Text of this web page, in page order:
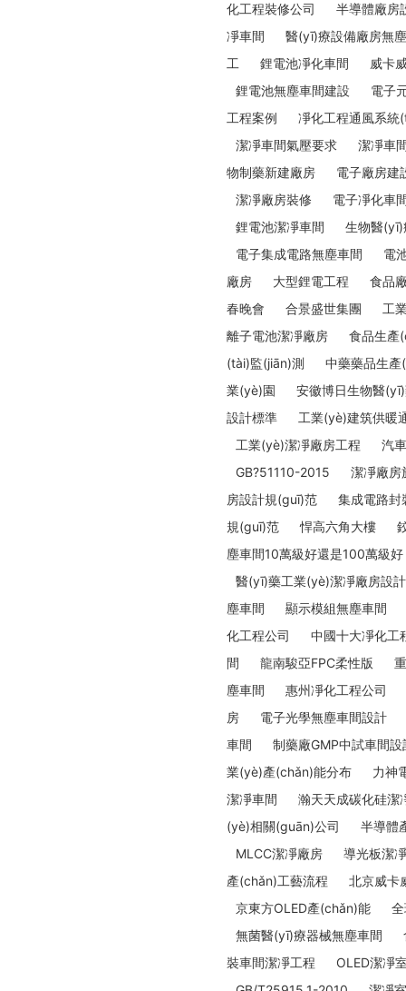
化工程裝修公司
半導體廠房
凈車間
醫(yī)療設備廠房無
工
鋰電池凈化車間
威卡
鋰電池無塵車間建設
電子
工程案例
凈化工程通風系統
潔凈車間氣壓要求
潔凈車
物制藥新建廠房
電子廠房建
潔凈廠房裝修
電子凈化車
鋰電池潔凈車間
生物醫(yī)
電子集成電路無塵車間
電
廠房
大型鋰電工程
食品
春晚會
合景盛世集團
工
離子電池潔凈廠房
食品生產
(tài)監(jiān)測
中藥藥品生
業(yè)園
安徽博日生物醫
設計標準
工業(yè)建筑供暖
工業(yè)潔凈廠房工程
汽
GB?51110-2015
潔凈廠房
房設計規(guī)范
集成電路封
規(guī)范
悍高六角大樓
塵車間10萬級好還是100萬級好
醫(yī)藥工業(yè)潔凈廠房設
塵車間
顯示模組無塵車間
化工程公司
中國十大凈化工
間
龍南駿亞FPC柔性版
塵車間
惠州凈化工程公司
房
電子光學無塵車間設計
車間
制藥廠GMP中試車間設
業(yè)產(chǎn)能分布
力神
潔凈車間
瀚天天成碳化硅潔
(yè)相關(guān)公司
半導體
MLCC潔凈廠房
導光板潔
產(chǎn)工藝流程
北京威卡
京東方OLED產(chǎn)能
無菌醫(yī)療器械無塵車間
裝車間潔凈工程
OLED潔凈